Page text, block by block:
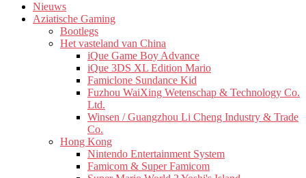
Nieuws
Aziatische Gaming
Bootlegs
Het vasteland van China
iQue Game Boy Advance
iQue 3DS XL Edition Mario
Famiclone Sundance Kid
Fuzhou WaiXing Wetenschap & Technology Co.
Ltd.
Winsen / Guangzhou Li Cheng Industry & Trade
Co.
Hong Kong
Nintendo Entertainment System
Famicom & Super Famicom